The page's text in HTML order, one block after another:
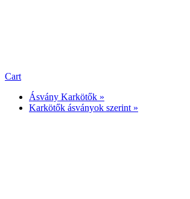
Cart
Ásvány Karkötők »
Karkötők ásványok szerint »